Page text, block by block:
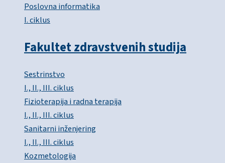
Poslovna informatika
I. ciklus
Fakultet zdravstvenih studija
Sestrinstvo
I., II., III. ciklus
Fizioterapija i radna terapija
I., II., III. ciklus
Sanitarni inženjering
I., II., III. ciklus
Kozmetologija